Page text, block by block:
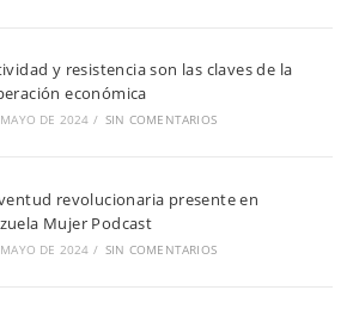
y resistencia son las claves de la
económica
DE 2024 / SIN COMENTARIOS
revolucionaria presente en
Mujer Podcast
DE 2024 / SIN COMENTARIOS